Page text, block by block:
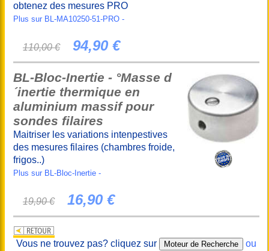
obtenez des mesures PRO
Plus sur BL-MA10250-51-PRO -
110,00 € 94,90 €
BL-Bloc-Inertie - °Masse d
´inertie thermique en
aluminium massif pour
sondes filaires
Maitriser les variations intenpestives
des mesures filaires (chambres froide,
frigos..)
Plus sur BL-Bloc-Inertie -
19,90 € 16,90 €
Vous ne trouvez pas? cliquez sur
ou